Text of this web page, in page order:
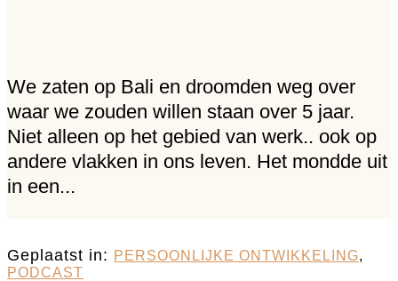
We zaten op Bali en droomden weg over
waar we zouden willen staan over 5 jaar.
Niet alleen op het gebied van werk.. ook op
andere vlakken in ons leven. Het mondde uit
in een...
Geplaatst in: PERSOONLIJKE ONTWIKKELING,
PODCAST